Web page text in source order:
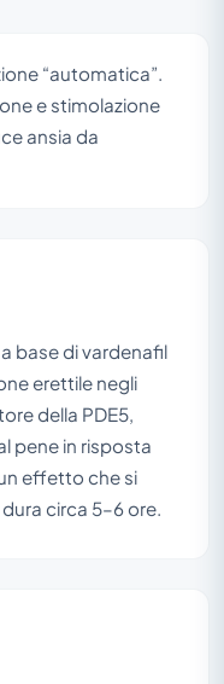
“automatica”.
e stimolazione
ansia da
base di vardenafil
erettile negli
della PDE5,
pene in risposta
effetto che si
circa 5–6 ore.